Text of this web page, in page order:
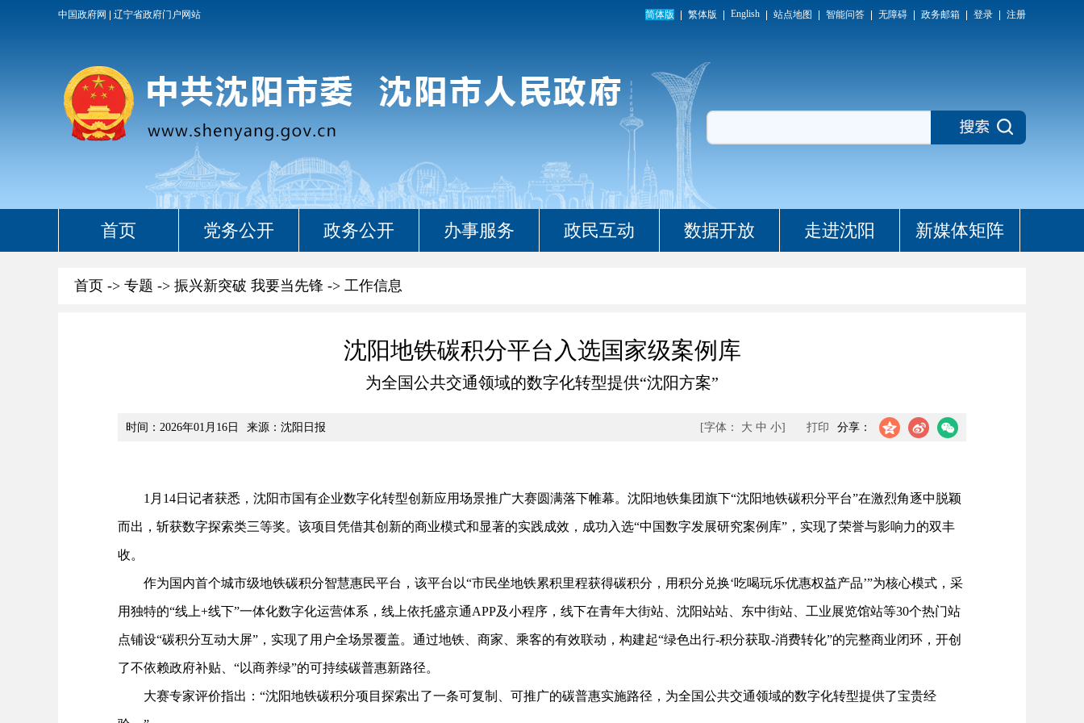
中国政府网 辽宁省政府门户网站 简体版 繁体版 English 站点地图 智能问答 无障碍 政务邮箱 登录 注册
首页 党务公开 政务公开 办事服务 政民互动 数据开放 走进沈阳 新媒体矩阵
首页 -> 专题 -> 振兴新突破 我要当先锋 -> 工作信息
沈阳地铁碳积分平台入选国家级案例库
为全国公共交通领域的数字化转型提供“沈阳方案”
时间：2026年01月16日 来源：沈阳日报 分享：
[字体： 大 中 小] 打印
1月14日记者获悉，沈阳市国有企业数字化转型创新应用场景推广大赛圆满落下帷幕。沈阳地铁集团旗下“沈阳地铁碳积分平台”在激烈角逐中脱颖
而出，斩获数字探索类三等奖。该项目凭借其创新的商业模式和显著的实践成效，成功入选“中国数字发展研究案例库”，实现了荣誉与影响力的双丰
收。
作为国内首个城市级地铁碳积分智慧惠民平台，该平台以“市民坐地铁累积里程获得碳积分，用积分兑换‘吃喝玩乐优惠权益产品’”为核心模式，采
用独特的“线上+线下”一体化数字化运营体系，线上依托盛京通APP及小程序，线下在青年大街站、沈阳站站、东中街站、工业展览馆站等30个热门站
点铺设“碳积分互动大屏”，实现了用户全场景覆盖。通过地铁、商家、乘客的有效联动，构建起“绿色出行-积分获取-消费转化”的完整商业闭环，开创
了不依赖政府补贴、“以商养绿”的可持续碳普惠新路径。
大赛专家评价指出：“沈阳地铁碳积分项目探索出了一条可复制、可推广的碳普惠实施路径，为全国公共交通领域的数字化转型提供了宝贵经